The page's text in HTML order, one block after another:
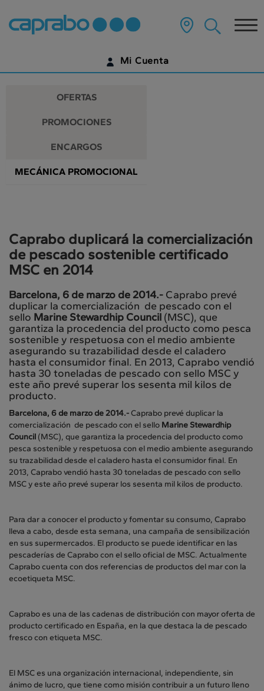
Promociones
y
descuentos
en
nuestros
supermercados
contenido
página
Mi Cuenta
¿AÚN NO TIENES UNA CUENTA DIGITAL?
OFERTAS
PROMOCIONES
ENCARGOS
MECÁNICA PROMOCIONAL
Caprabo duplicará la comercialización
de pescado sostenible certificado
MSC en 2014
Barcelona, 6 de marzo de 2014.- Caprabo prevé
duplicar la comercialización de pescado con el
sello Marine Stewardhip Council (MSC), que
garantiza la procedencia del producto como pesca
sostenible y respetuosa con el medio ambiente
asegurando su trazabilidad desde el caladero
hasta el consumidor final. En 2013, Caprabo vendió
hasta 30 toneladas de pescado con sello MSC y
este año prevé superar los sesenta mil kilos de
producto.
Barcelona, 6 de marzo de 2014.-Caprabo prevé duplicar la
comercialización de pescado con el sello Marine Stewardhip
Council (MSC), que garantiza la procedencia del producto como
pesca sostenible y respetuosa con el medio ambiente asegurando
su trazabilidad desde el caladero hasta el consumidor final. En
2013, Caprabo vendió hasta 30 toneladas de pescado con sello
MSC y este año prevé superar los sesenta mil kilos de producto.
Para dar a conocer el producto y fomentar su consumo, Caprabo
lleva a cabo, desde esta semana, una campaña de sensibilización
en sus supermercados. El producto se puede identificar en las
pescaderías de Caprabo con el sello oficial de MSC. Actualmente
Caprabo cuenta con dos referencias de productos del mar con la
ecoetiqueta MSC.
Caprabo es una de las cadenas de distribución con mayor oferta de
producto certificado en España, en la que destaca la de pescado
fresco con etiqueta MSC.
El MSC es una organización internacional, independiente, sin
ánimo de lucro, que tiene como misión contribuir a un futuro lleno